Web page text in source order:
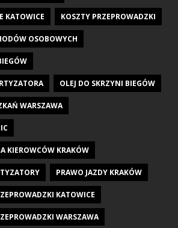
KATOWICE KOSZTY PRZEPROWADZKI
OSOBOWYCH
OLEJ DO SKRZYNI BIEGÓW
WARSZAWA
KIEROWCÓW KRAKÓW
PRAWO JAZDY KRAKÓW
KATOWICE
WARSZAWA